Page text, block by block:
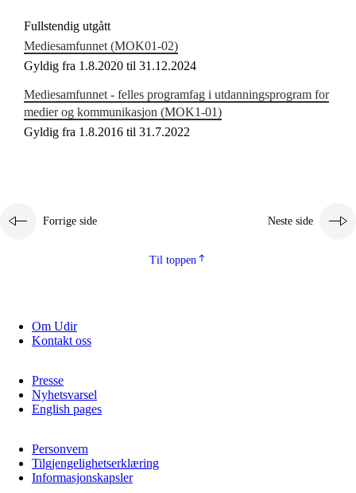
Fullstendig utgått
Mediesamfunnet (MOK01‑02)
Gyldig fra 1.8.2020 til 31.12.2024
Mediesamfunnet - felles programfag i utdanningsprogram for
medier og kommunikasjon (MOK1‑01)
Gyldig fra 1.8.2016 til 31.7.2022
Forrige side Neste side
Til toppen
Om Udir
Kontakt oss
Presse
Nyhetsvarsel
English pages
Personvern
Tilgjengelighetserklæring
Informasjonskapsler